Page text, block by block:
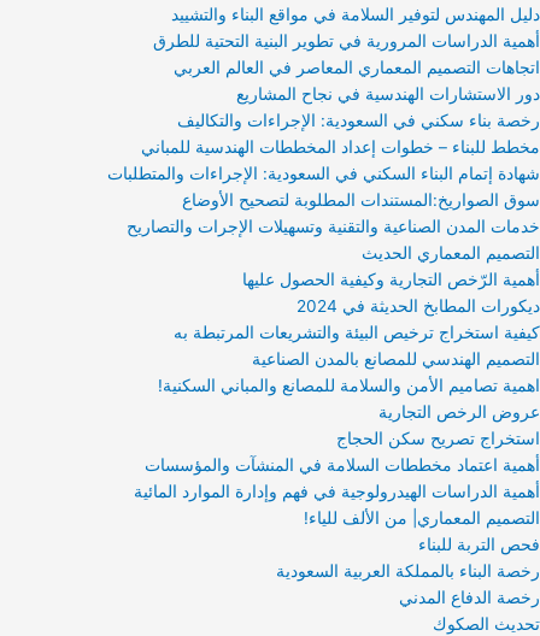
دليل المهندس لتوفير السلامة في مواقع البناء والتشييد
أهمية الدراسات المرورية في تطوير البنية التحتية للطرق
اتجاهات التصميم المعماري المعاصر في العالم العربي
دور الاستشارات الهندسية في نجاح المشاريع
رخصة بناء سكني في السعودية: الإجراءات والتكاليف
مخطط للبناء – خطوات إعداد المخططات الهندسية للمباني
شهادة إتمام البناء السكني في السعودية: الإجراءات والمتطلبات
سوق الصواريخ:المستندات المطلوبة لتصحيح الأوضاع
خدمات المدن الصناعية والتقنية وتسهيلات الإجرات والتصاريح
التصميم المعماري الحديث
أهمية الرّخص التجارية وكيفية الحصول عليها
ديكورات المطابخ الحديثة في 2024
كيفية استخراج ترخيص البيئة والتشريعات المرتبطة به
التصميم الهندسي للمصانع بالمدن الصناعية
اهمية تصاميم الأمن والسلامة للمصانع والمباني السكنية!
عروض الرخص التجارية
استخراج تصريح سكن الحجاج
أهمية اعتماد مخططات السلامة في المنشآت والمؤسسات
أهمية الدراسات الهيدرولوجية في فهم وإدارة الموارد المائية
التصميم المعماري| من الألف للياء!
فحص التربة للبناء
رخصة البناء بالمملكة العربية السعودية
رخصة الدفاع المدني
تحديث الصكوك